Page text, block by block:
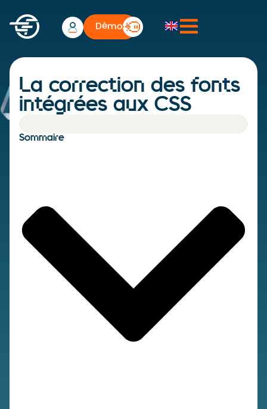
Démo
La correction des fonts
intégrées aux CSS
Sommaire